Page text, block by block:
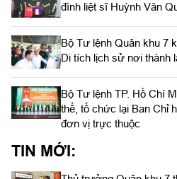
đình liệt sĩ Huỳnh Văn
Bộ Tư lệnh Quân khu 7
Di tích lịch sử nơi thành
Bộ Tư lệnh TP. Hồ Chí
thể, tổ chức lại Ban Chỉ
đơn vị trực thuộc
TIN MỚI: